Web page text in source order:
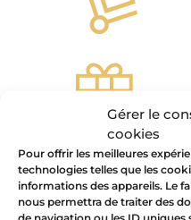
Gérer le
cookies
Pour offrir les meilleures
technologies telles que les
informations des appareils. Le
nous permettra de traiter des
de navigation ou les ID uniques